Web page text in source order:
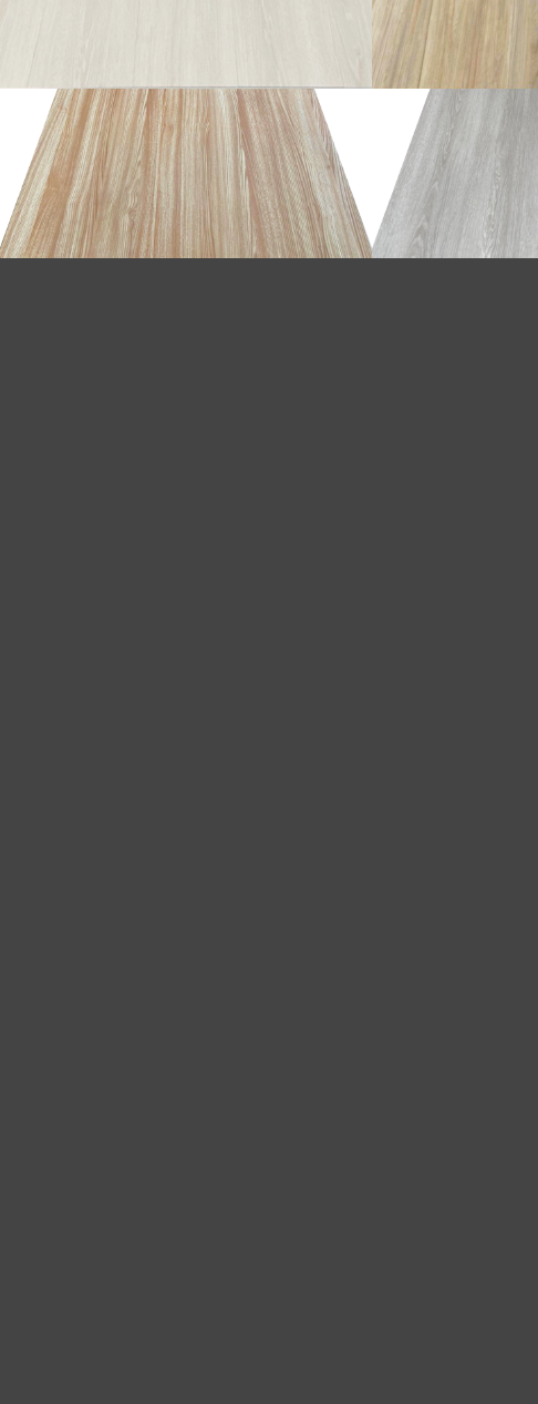
อ่านเพิ่ม